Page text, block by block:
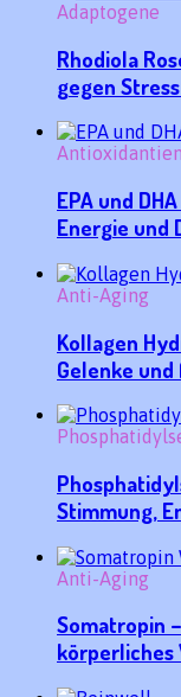
Adaptogene
Rhodiola
gegen
Antioxidantien
EPA und
Energie und
Anti-Aging
Kollagen
Gelenke
Stimmung,
Anti-Aging
Somatropin
körperliches